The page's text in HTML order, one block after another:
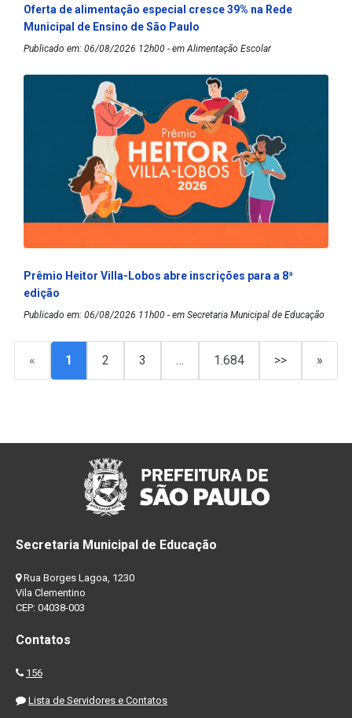
Oferta de alimentação especial cresce 39% na Rede
Municipal de Ensino de São Paulo
Publicado em: 06/08/2026 12h00 - em Alimentação Escolar
Prêmio Heitor Villa-Lobos abre inscrições para a 8ª
edição
Publicado em: 06/08/2026 11h00 - em Secretaria Municipal de Educação
« 1 2 3 … 1.684 >> »
Secretaria Municipal de Educação
Rua Borges Lagoa, 1230
Vila Clementino
CEP: 04038-003
Contatos
156
Lista de Servidores e Contatos